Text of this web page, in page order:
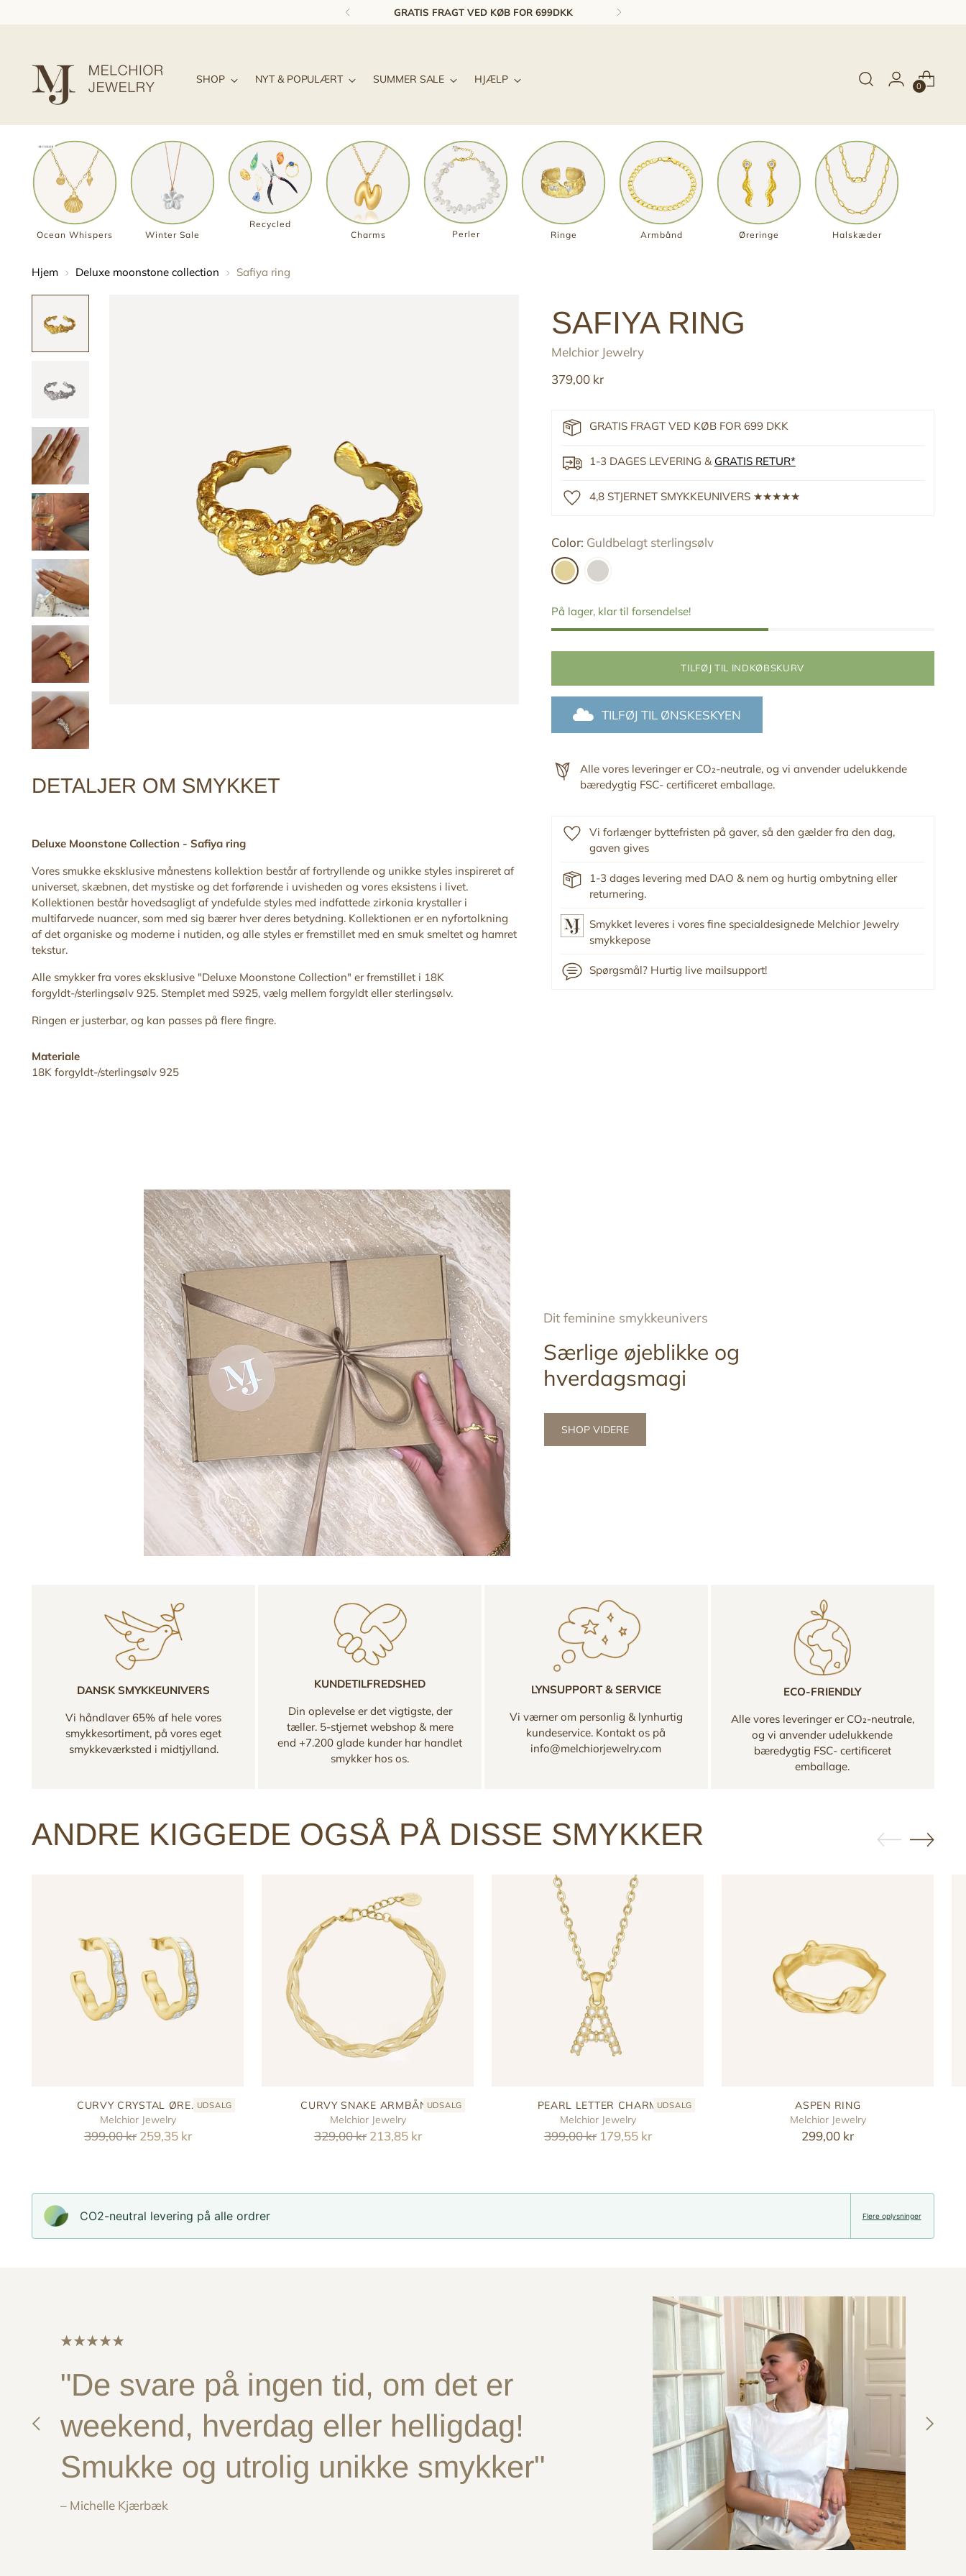
GRATIS FRAGT VED KØB FOR 699DKK
SHOP NYT & POPULÆRT SUMMER SALE HJÆLP
0
Ocean Whispers Winter Sale
Recycled
Charms
Perler Ringe Armbånd Øreringe Halskæder
Hjem Deluxe moonstone collection Safiya ring
DETALJER OM SMYKKET
Deluxe Moonstone Collection - Safiya ring
Vores smukke eksklusive månestens kollektion består af fortryllende og unikke styles inspireret af
universet, skæbnen, det mystiske og det forførende i uvisheden og vores eksistens i livet.
Kollektionen består hovedsagligt af yndefulde styles med indfattede zirkonia krystaller i
multifarvede nuancer, som med sig bærer hver deres betydning. Kollektionen er en nyfortolkning
af det organiske og moderne i nutiden, og alle styles er fremstillet med en smuk smeltet og hamret
tekstur.
Alle smykker fra vores eksklusive "Deluxe Moonstone Collection" er fremstillet i 18K
forgyldt-/sterlingsølv 925. Stemplet med S925, vælg mellem forgyldt eller sterlingsølv.
Ringen er justerbar,og kan passes på flere fingre.
Materiale
18K forgyldt-/sterlingsølv 925
SAFIYA RING
Melchior Jewelry
Reguler
379,00 kr
GRATIS FRAGT VED KØB FOR 699 DKK
1-3 DAGES LEVERING & GRATIS RETUR*
4,8 STJERNET SMYKKEUNIVERS ★★★★★
Color: Guldbelagt sterlingsølv
På lager, klar til forsendelse!
TILFØJ TIL INDKØBSKURV
TILFØJ TIL ØNSKESKYEN
Alle vores leveringer er CO₂-neutrale, og vi anvender udelukkende
bæredygtig FSC- certificeret emballage.
Vi forlænger byttefristen på gaver, så den gælder fra den dag,
gaven gives
1-3 dages levering med DAO & nem og hurtig ombytning eller
returnering.
Smykket leveres i vores fine specialdesignede Melchior Jewelry
smykkepose
Spørgsmål? Hurtig live mailsupport!
Dit feminine smykkeunivers
Særlige øjeblikke og
hverdagsmagi
SHOP VIDERE
DANSK SMYKKEUNIVERS
Vi håndlaver 65% af hele vores
smykkesortiment, på vores eget
smykkeværksted i midtjylland.
KUNDETILFREDSHED
Din oplevelse er det vigtigste, der
tæller. 5-stjernet webshop & mere
end +7.200 glade kunder har handlet
smykker hos os.
LYNSUPPORT & SERVICE
Vi værner om personlig & lynhurtig
kundeservice. Kontakt os på
info@melchiorjewelry.com
ECO-FRIENDLY
Alle vores leveringer er CO₂-neutrale,
og vi anvender udelukkende
bæredygtig FSC- certificeret
emballage.
ANDRE KIGGEDE OGSÅ PÅ DISSE SMYKKER
CURVY CRYSTAL ØRE...UDSALG
Melchior Jewelry
Reguler
399,00 kr 259,35 kr
CURVY SNAKE ARMBÅNDUDSALG
Melchior Jewelry
Reguler
329,00 kr 213,85 kr
PEARL LETTER CHARMUDSALG
Melchior Jewelry
Reguler
399,00 kr 179,55 kr
ASPEN RING
Melchior Jewelry
299,00 kr
CO2-neutral levering på alle ordrer Flere oplysninger
"De svare på ingen tid, om det er
weekend, hverdag eller helligdag!
Smukke og utrolig unikke smykker"
– Michelle Kjærbæk